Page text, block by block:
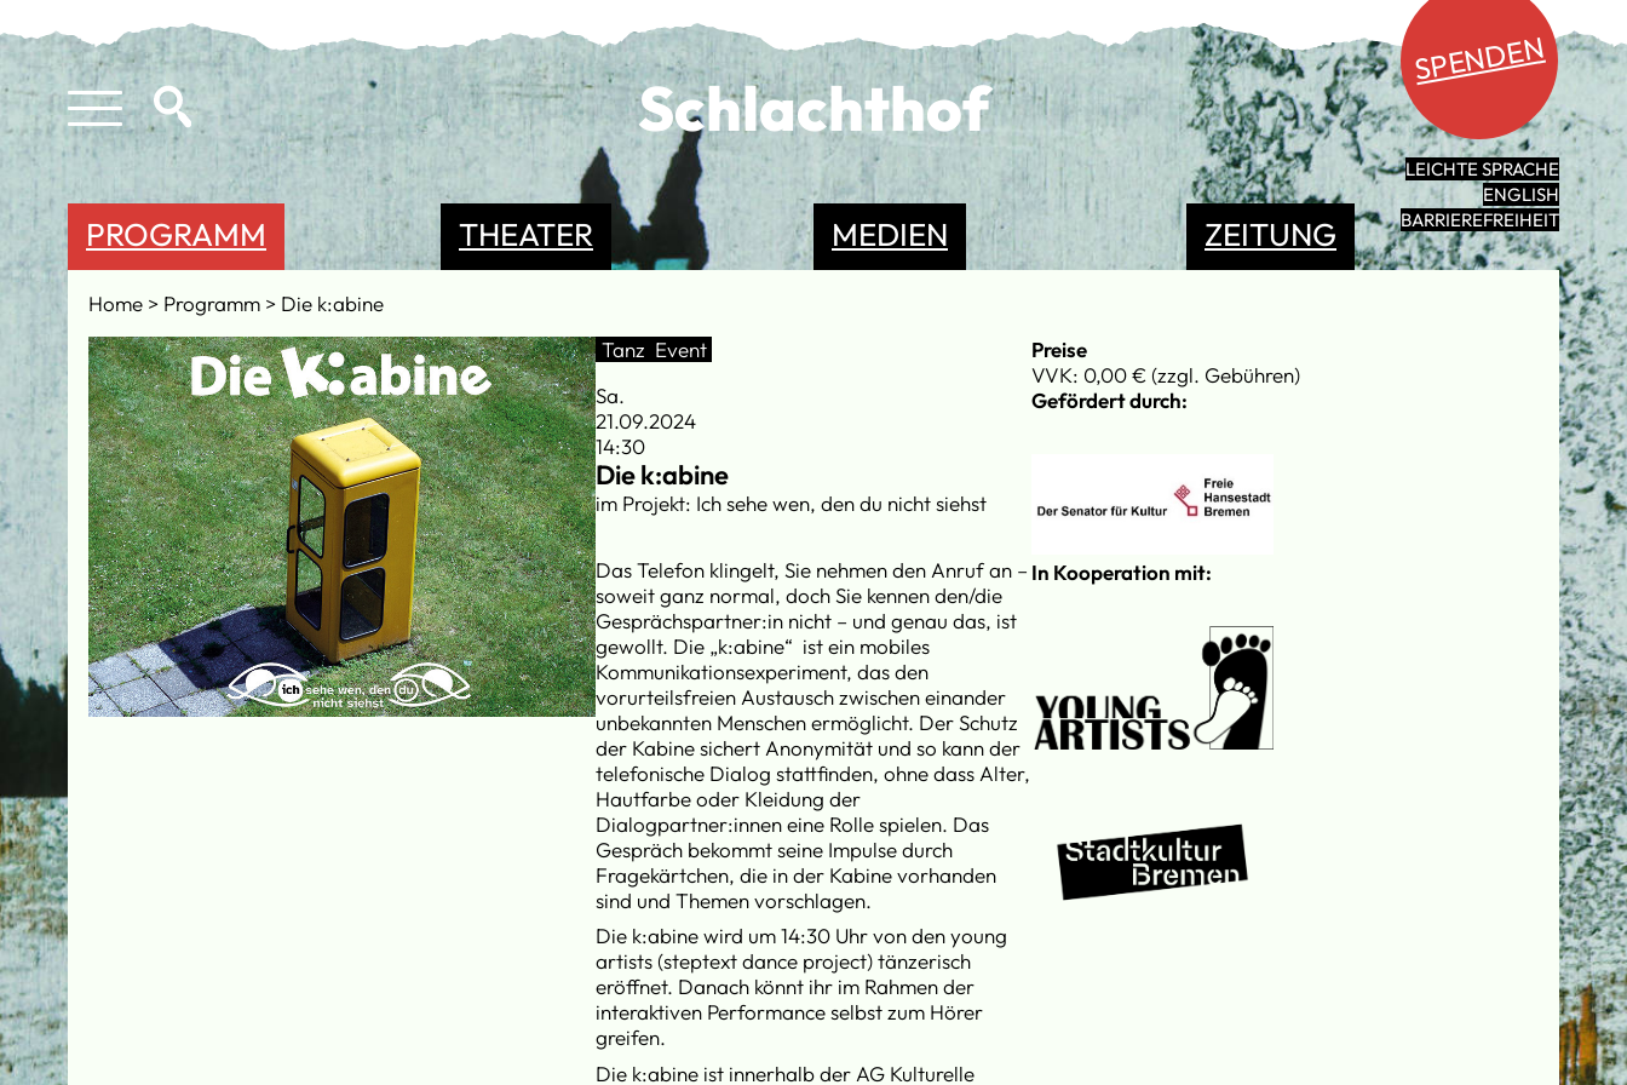
Schlachthof
SPENDEN
LEICHTE SPRACHE
ENGLISH
BARRIEREFREIHEIT
PROGRAMM THEATER MEDIEN ZEITUNG
Home Programm
Die k:abine
Tanz Event
Sa.
21.09.2024
14:30
Die k:abine
im Projekt: Ich sehe wen, den du nicht siehst
Das Telefon klingelt, Sie nehmen den Anruf an –
soweit ganz normal, doch Sie kennen den/die
Gesprächspartner:in nicht – und genau das, ist
gewollt. Die „k:abine“ ist ein mobiles
Kommunikationsexperiment, das den
vorurteilsfreien Austausch zwischen einander
unbekannten Menschen ermöglicht. Der Schutz
der Kabine sichert Anonymität und so kann der
telefonische Dialog stattfinden, ohne dass Alter,
Hautfarbe oder Kleidung der
Dialogpartner:innen eine Rolle spielen. Das
Gespräch bekommt seine Impulse durch
Fragekärtchen, die in der Kabine vorhanden
sind und Themen vorschlagen.
Die k:abine wird um 14:30 Uhr von den young
artists (steptext dance project) tänzerisch
eröffnet. Danach könnt ihr im Rahmen der
interaktiven Performance selbst zum Hörer
greifen.
Die k:abine ist innerhalb der AG Kulturelle
Preise
VVK: 0,00 € (zzgl. Gebühren)
Gefördert durch:
In Kooperation mit: